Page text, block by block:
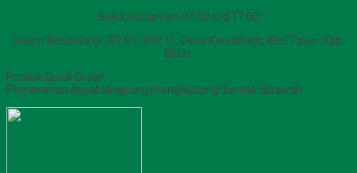
Buka setiap hari 07.00 s/d 17.00
Dusun Bendelonje, RT 01/ RW 11, Desa Kendalrejo, Kec. Talun. Kab.
Blitar.
Produk Quick Order
Pemesanan dapat langsung menghubungi kontak dibawah: